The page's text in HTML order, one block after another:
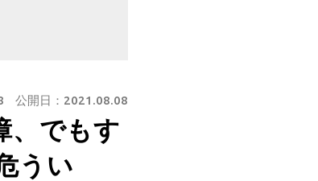
、でもす
うい
公開日： 2021.08.08